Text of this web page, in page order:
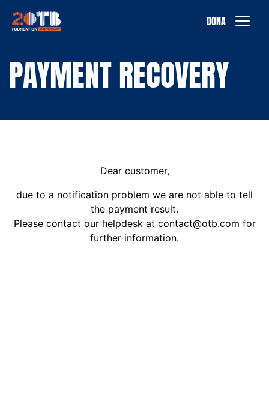
DONA
PAYMENTRECOVERY
Dear customer,
due to a notification problem we are not able to tell
the payment result.
Please contact our helpdesk at contact@otb.com for
further information.